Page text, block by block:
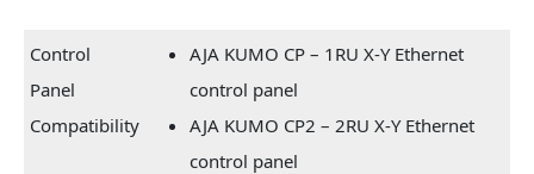
Control
Panel
Compatibility
AJA KUMO CP – 1RU X-Y Ethernet
control panel
AJA KUMO CP2 – 2RU X-Y Ethernet
control panel